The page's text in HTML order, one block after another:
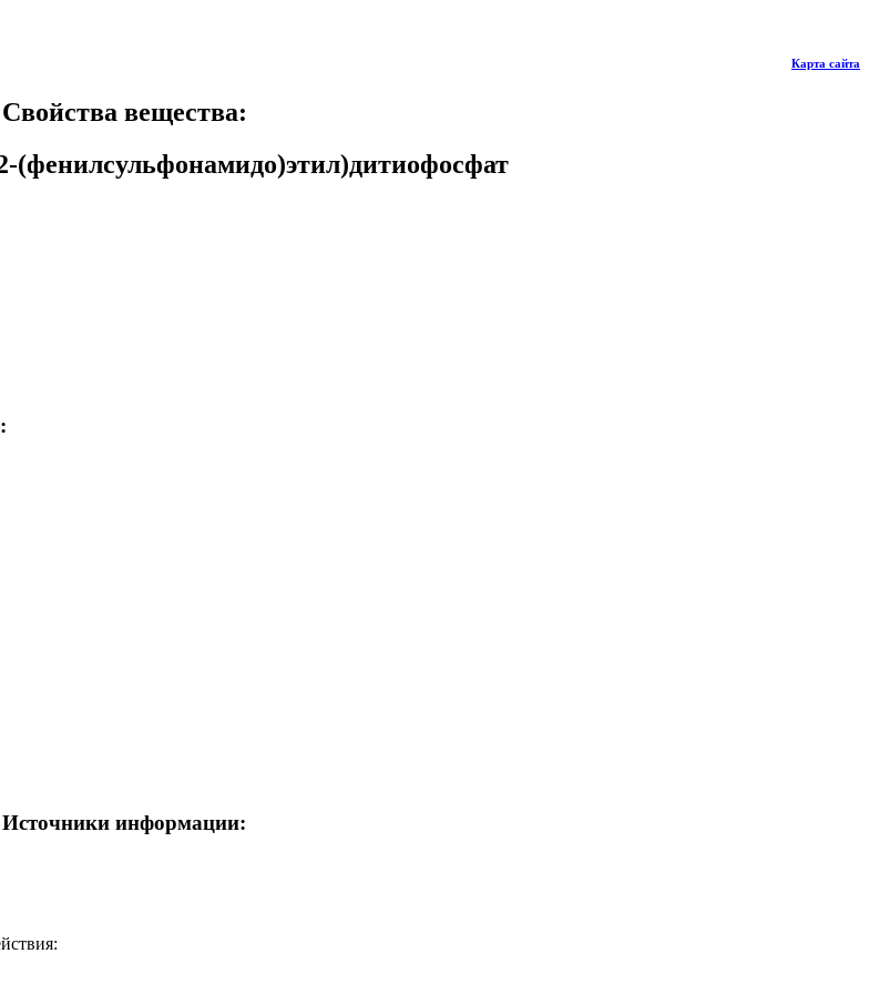
Карта сайта
Свойства вещества:
(фенилсульфонамидо)этил)дитиофосфат
Источники информации: